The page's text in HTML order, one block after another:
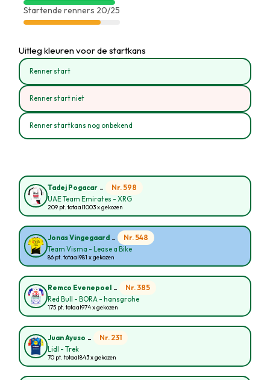
Startende renners 20/25
Uitleg kleuren voor de startkans
Renner start
Renner start niet
Renner startkans nog onbekend
Tadej Pogacar - Nr. 598
UAE Team Emirates - XRG
209 pt. totaal1003 x gekozen
Jonas Vingegaard - Nr. 548
Team Visma - Lease a Bike
86 pt. totaal981 x gekozen
Remco Evenepoel - Nr. 385
Red Bull - BORA - hansgrohe
175 pt. totaal974 x gekozen
Juan Ayuso - Nr. 231
Lidl - Trek
70 pt. totaal843 x gekozen